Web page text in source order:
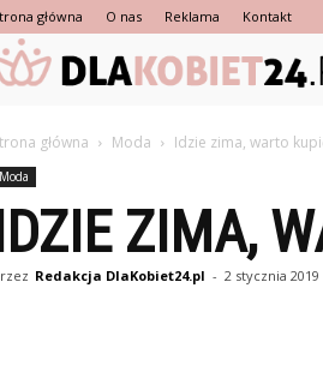
główna O nas Reklama Kontakt
główna Moda Idzie zima, warto
Moda
ZIMA,
Redakcja DlaKobiet24.pl - 2 stycznia 2019